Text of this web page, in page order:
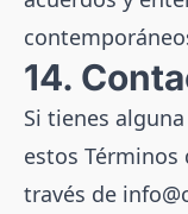
14.
Si tienes
estos Términos
través de